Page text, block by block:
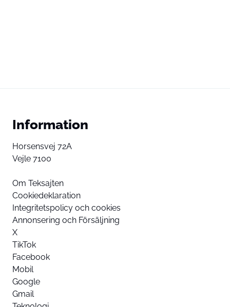
Information
Horsensvej 72A
Vejle 7100
Om Teksajten
Cookiedeklaration
Integritetspolicy och cookies
Annonsering och Försäljning
X
TikTok
Facebook
Mobil
Google
Gmail